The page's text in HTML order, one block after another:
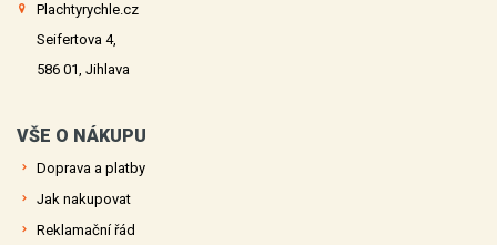
Plachtyrychle.cz
Seifertova 4,
586 01, Jihlava
VŠE O NÁKUPU
Doprava a platby
Jak nakupovat
Reklamační řád